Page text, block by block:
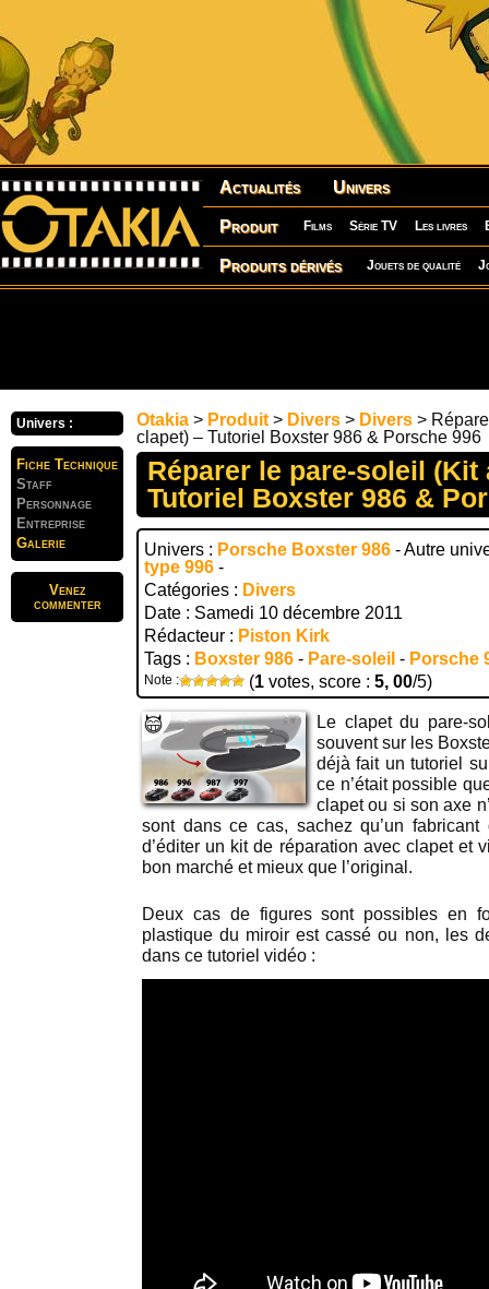
Actualités Univers
Produit Films Série TV Les livres
Produits dérivés Jouets de qualité
Univers :
Fiche Technique
Staff
Personnage
Entreprise
Galerie
Venez
commenter
Otakia > Produit > Divers > Divers >
clapet) – Tutoriel Boxster 986 & Porsche 996
Réparer le pare-soleil (Kit
Tutoriel Boxster 986 &
Univers : Porsche Boxster 986 - Autre
type 996 -
Catégories : Divers
Date : Samedi 10 décembre 2011
Rédacteur : Piston Kirk
Tags : Boxster 986 - Pare-soleil - Porsche
Note : (1 votes, score : 5, 00/5)
Le clapet du pare-
souvent sur les
déjà fait un tutoriel
ce n’était possible
clapet ou si son axe
sont dans ce cas, sachez qu’un
d’éditer un kit de réparation avec clapet et
bon marché et mieux que l’original.
Deux cas de figures sont possibles en
plastique du miroir est cassé ou non, les
dans ce tutoriel vidéo :